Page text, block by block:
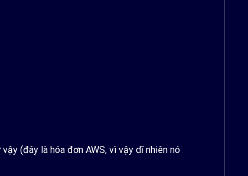
(đây là hóa đơn AWS, vì vậy dĩ nhiên nó